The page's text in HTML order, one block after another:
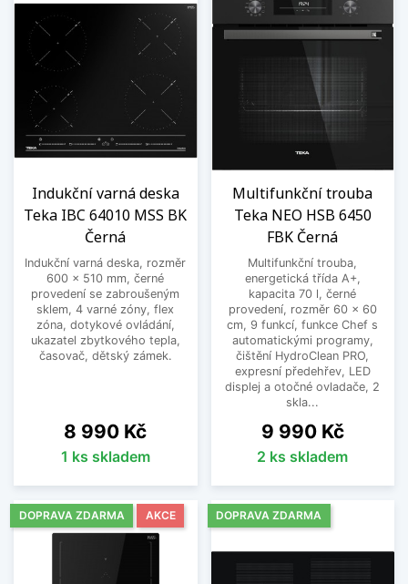
Indukční varná deska
Teka IBC 64010 MSS BK
Černá
Indukční varná deska, rozměr
600 x 510 mm, černé
provedení se zabroušeným
sklem, 4 varné zóny, flex
zóna, dotykové ovládání,
ukazatel zbytkového tepla,
časovač, dětský zámek.
Cena
8 990 Kč
1 ks skladem
Multifunkční trouba
Teka NEO HSB 6450
FBK Černá
Multifunkční trouba,
energetická třída A+,
kapacita 70 l, černé
provedení, rozměr 60 x 60
cm, 9 funkcí, funkce Chef s
automatickými programy,
čištění HydroClean PRO,
expresní předehřev, LED
displej a otočné ovladače, 2
skla...
Cena
9 990 Kč
2 ks skladem
DOPRAVA ZDARMA AKCE DOPRAVA ZDARMA